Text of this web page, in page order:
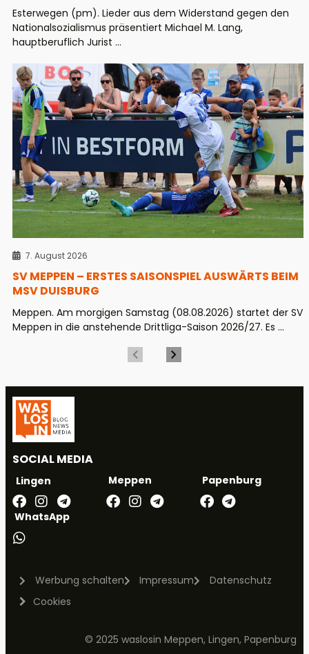
Esterwegen (pm). Lieder aus dem Widerstand gegen den
Nationalsozialismus präsentiert Michael M. Lang,
hauptberuflich Jurist ...
7. August 2026
SV MEPPEN – ERSTES SAISONSPIEL AUSWÄRTS BEIM
MSV DUISBURG
Meppen. Am morgigen Samstag (08.08.2026) startet der SV
Meppen in die anstehende Drittliga-Saison 2026/27. Es ...
SOCIAL MEDIA
Lingen Meppen Papenburg
WhatsApp
Werbung schalten Impressum
Datenschutz
Cookies
© 2025 waslosin Meppen, Lingen, Papenburg